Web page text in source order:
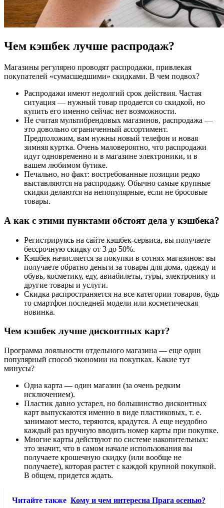
Чем кэшбек лучше распродаж?
Магазины регулярно проводят распродажи, привлекая
покупателей «сумасшедшими» скидками. В чем подвох?
Распродажи имеют недолгий срок действия. Частая
ситуация — нужный товар продается со скидкой, но
купить его именно сейчас нет возможности.
Не считая мультибрендовых магазинов, распродажа —
это довольно ограниченный ассортимент.
Предположим, вам нужны новый телефон и новая
зимняя куртка. Очень маловероятно, что распродажи
идут одновременно и в магазине электроники, и в
вашем любимом бутике.
Печально, но факт: востребованные позиции редко
выставляются на распродажу. Обычно самые крупные
скидки делаются на непопулярные, если не бросовые
товары.
А как с этими пунктами обстоят дела у кэшбека?
Регистрируясь на сайте кэшбек-сервиса, вы получаете
бессрочную скидку от 3 до 50%.
Кэшбек начисляется за покупки в сотнях магазинов: вы
получаете обратно деньги за товары для дома, одежду и
обувь, косметику, еду, авиабилеты, туры, электронику и
другие товары и услуги.
Скидка распространяется на все категории товаров, будь
то смартфон последней модели или косметическая
новинка.
Чем кэшбек лучше дисконтных карт?
Программа лояльности отдельного магазина — еще один
популярный способ экономии на покупках. Какие тут
минусы?
Одна карта — один магазин (за очень редким
исключением).
Пластик давно устарел, но большинство дисконтных
карт выпускаются именно в виде пластиковых, т. е.
занимают место, теряются, крадутся. А еще неудобно
каждый раз вручную вводить номер карты при покупке.
Многие карты действуют по системе накопительных:
это значит, что в самом начале использования вы
получаете крошечную скидку (или вообще не
получаете), которая растет с каждой крупной покупкой.
В общем, придется ждать.
Читайте также Кому и чем интересна Прага осенью?